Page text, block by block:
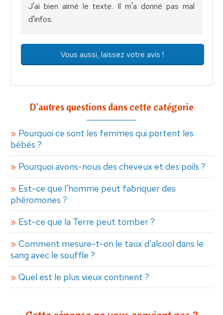
J'ai bien aimé le texte. Il m'a donné pas mal
d'infos.
Vous aussi, laissez votre avis !
D'autres questions dans cette catégorie
Pourquoi ce sont les femmes qui portent les
bébés ?
Pourquoi avons-nous des cheveux et des poils ?
Est-ce que l'homme peut fabriquer des
phéromones ?
Est-ce que la Terre peut tomber ?
Comment mesure-t-on le taux d'alcool dans le
sang avec le souffle ?
Quel est le plus vieux continent ?